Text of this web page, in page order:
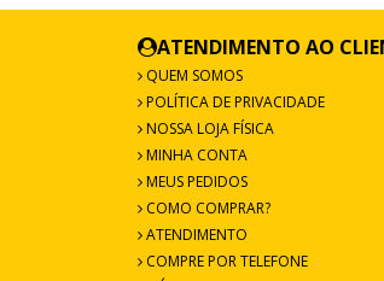
ATENDIMENTO AO
QUEM SOMOS
POLÍTICA DE PRIVACIDADE
NOSSA LOJA FÍSICA
MINHA CONTA
MEUS PEDIDOS
COMO COMPRAR?
ATENDIMENTO
COMPRE POR TELEFONE